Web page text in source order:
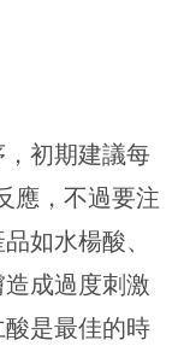
初期建議每
應，不過要注
如水楊酸、
成過度刺激
是最佳的時